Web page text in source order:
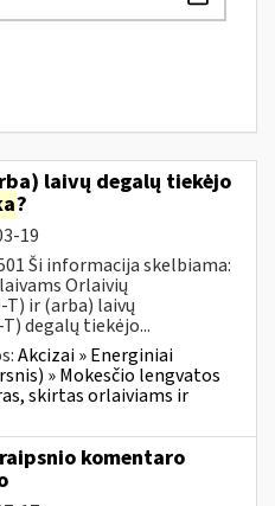
laivų degalų tiekėjo
?
19
Ši informacija skelbiama:
Orlaivių
ir (arba) laivų
degalų tiekėjo...
Akcizai » Energiniai
» Mokesčio lengvatos
skirtas orlaiviams ir
komentaro